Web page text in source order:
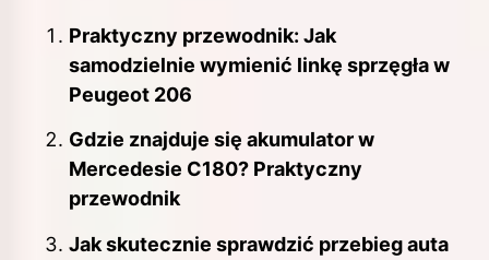
Praktyczny przewodnik: Jak
samodzielnie wymienić linkę sprzęgła w
Peugeot 206
Gdzie znajduje się akumulator w
Mercedesie C180? Praktyczny
przewodnik
Jak skutecznie sprawdzić przebieg auta